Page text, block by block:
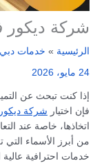
شركة
الرئيسية خدمات دبي
24 مايو، 2026
إذا كنت تبحث عن
فإن اختيار شركة ديكور
اتخاذها، خاصة عند
من أبرز الأسماء
خدمات احترافية